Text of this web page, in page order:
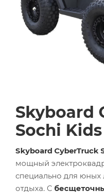
Skyboard
Sochi Kids
Skyboard CyberTruck
мощный
специально для юных
отдыха. С